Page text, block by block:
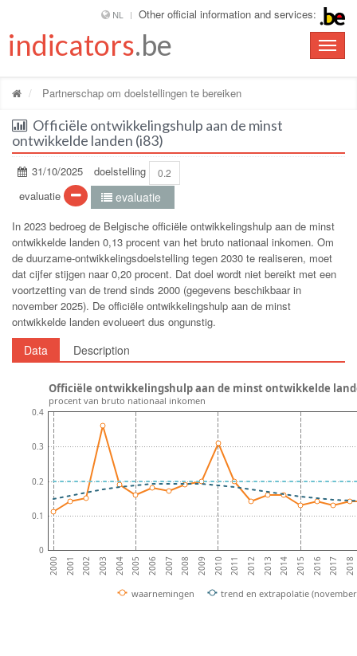
NL Other official information and services:
Toggle
indicators.be
Partnerschap om doelstellingen te bereiken
Officiële ontwikkelingshulp aan de minst
ontwikkelde landen (i83)
31/10/2025 doelstelling 0.2
evaluatie evaluatie
In 2023 bedroeg de Belgische officiële ontwikkelingshulp aan de minst
ontwikkelde landen 0,13 procent van het bruto nationaal inkomen. Om
de duurzame-ontwikkelingsdoelstelling tegen 2030 te realiseren, moet
dat cijfer stijgen naar 0,20 procent. Dat doel wordt niet bereikt met een
voortzetting van de trend sinds 2000 (gegevens beschikbaar in
november 2025). De officiële ontwikkelingshulp aan de minst
ontwikkelde landen evolueert dus ongunstig.
Data Description
2000 2001 2002 2003 2004 2005 2006 2007 2008 2009 2010 2011 2012 2013 2014 2015 2016 2017 2018
0
0.1
0.2
0.3
0.4
waarnemingen trend en extrapolatie (november
Officiële ontwikkelingshulp aan de minst ontwikkelde
procent van bruto nationaal inkomen